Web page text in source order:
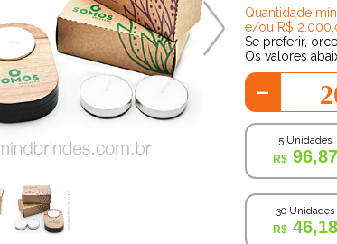
Quantidade
e/ou R$
Se preferir,
Os valores
-
5 Unidades
96,87
30 Unidades
46,18